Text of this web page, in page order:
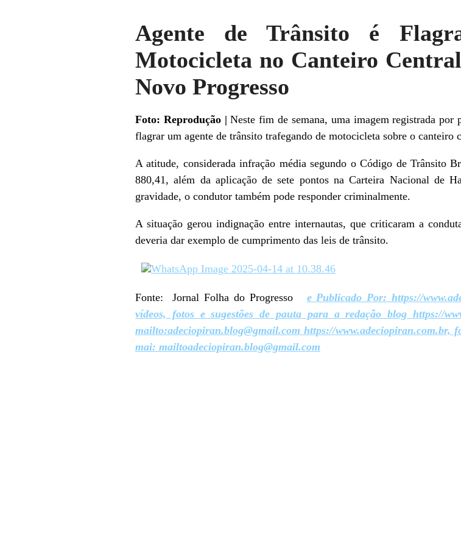
Agente de Trânsito é
Motocicleta no Canteiro
Novo Progresso
Foto: Reprodução | Neste fim de semana, uma imagem registrada por
flagrar um agente de trânsito trafegando de motocicleta sobre o
A atitude, considerada infração média segundo o Código de Trânsito
880,41, além da aplicação de sete pontos na Carteira Nacional de
gravidade, o condutor também pode responder criminalmente.
A situação gerou indignação entre internautas, que criticaram a
deveria dar exemplo de cumprimento das leis de trânsito.
Fonte: Jornal Folha do Progresso e Publicado Por: https://
vídeos, fotos e sugestões de pauta para a redação blog https://
mailto:adeciopiran.blog@gmail.com https://www.adeciopiran.com.br,
mai: mailtoadeciopiran.blog@gmail.com